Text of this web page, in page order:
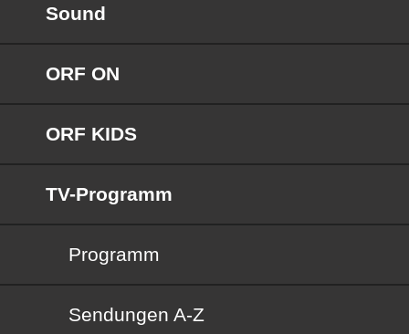
Sound
ORF ON
ORF KIDS
TV-Programm
Programm
Sendungen von A bis Z
Sendungen A-Z